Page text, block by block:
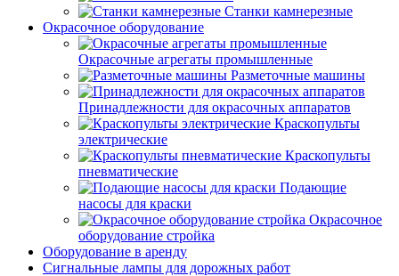
Станки камнерезные
Окрасочное оборудование
Окрасочные агрегаты промышленные
Разметочные машины
Принадлежности для окрасочных аппаратов
Краскопульты
электрические
Краскопульты
пневматические
Подающие
насосы для краски
Окрасочное
оборудование стройка
Оборудование в аренду
Сигнальные лампы для дорожных работ